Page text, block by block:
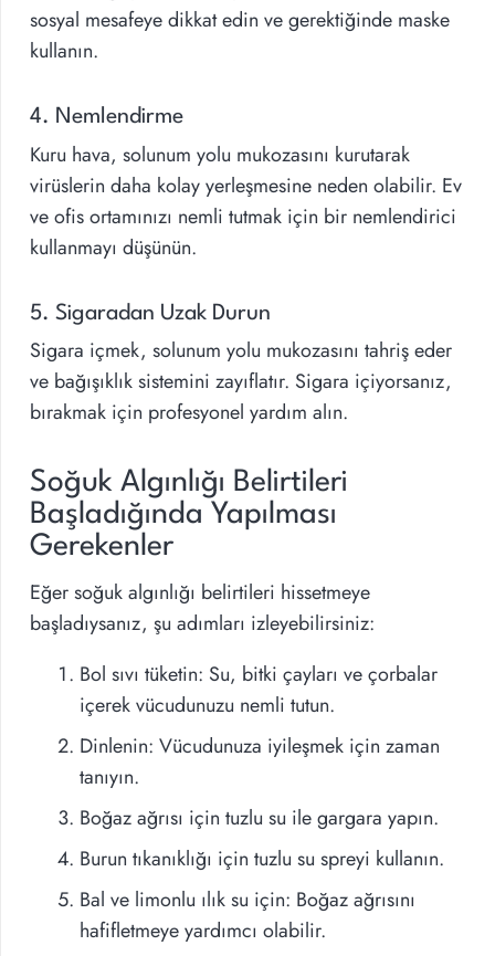
sosyal mesafeye dikkat edin ve gerektiğinde maske
kullanın.
4. Nemlendirme
Kuru hava, solunum yolu mukozasını kurutarak
virüslerin daha kolay yerleşmesine neden olabilir. Ev
ve ofis ortamınızı nemli tutmak için bir nemlendirici
kullanmayı düşünün.
5. Sigaradan Uzak Durun
Sigara içmek, solunum yolu mukozasını tahriş eder
ve bağışıklık sistemini zayıflatır. Sigara içiyorsanız,
bırakmak için profesyonel yardım alın.
Soğuk Algınlığı Belirtileri
Başladığında Yapılması
Gerekenler
Eğer soğuk algınlığı belirtileri hissetmeye
başladıysanız, şu adımları izleyebilirsiniz:
Bol sıvı tüketin: Su, bitki çayları ve çorbalar
içerek vücudunuzu nemli tutun.
Dinlenin: Vücudunuza iyileşmek için zaman
tanıyın.
Boğaz ağrısı için tuzlu su ile gargara yapın.
Burun tıkanıklığı için tuzlu su spreyi kullanın.
Bal ve limonlu ılık su için: Boğaz ağrısını
hafifletmeye yardımcı olabilir.